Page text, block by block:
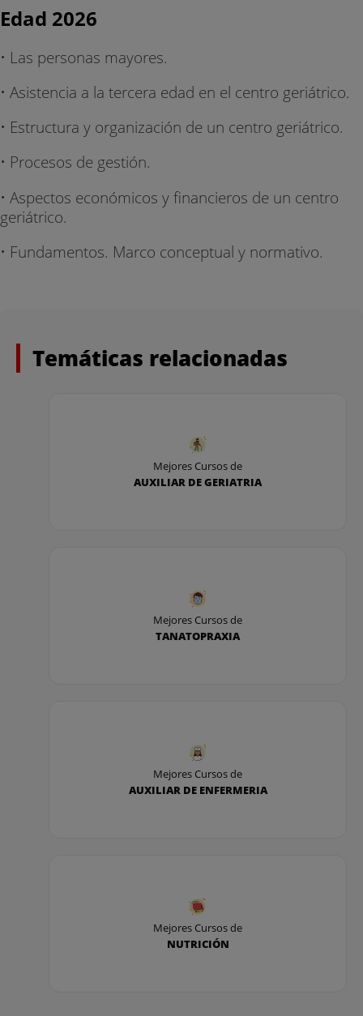
Edad 2026
• Las personas mayores.
• Asistencia a la tercera edad en el centro geriátrico.
• Estructura y organización de un centro geriátrico.
• Procesos de gestión.
• Aspectos económicos y financieros de un centro
geriátrico.
• Fundamentos. Marco conceptual y normativo.
Temáticas relacionadas
Mejores Cursos de
AUXILIAR DE GERIATRIA
Mejores Cursos de
TANATOPRAXIA
Mejores Cursos de
AUXILIAR DE ENFERMERIA
Mejores Cursos de
NUTRICIÓN